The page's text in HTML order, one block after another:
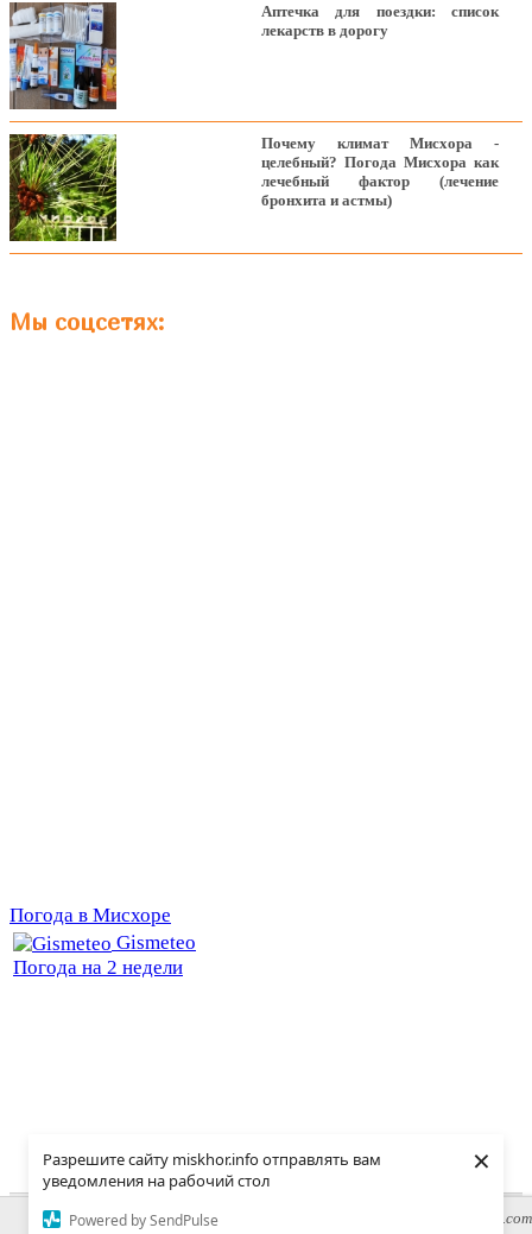
Разрешите сайту miskhor.info отправлять вам
уведомления на рабочий стол
Powered by SendPulse
×
+7-978-887-94-95 domikvsosnah@gmail.com
Аптечка для поездки: список
лекарств в дорогу
Почему климат Мисхора -
целебный? Погода Мисхора как
лечебный фактор (лечение
бронхита и астмы)
Мы соцсетях:
Погода в Мисхоре
Gismeteo
Погода на 2 недели
© MISKHOR.INFO, 2015
Карта сайта|Обратная связь